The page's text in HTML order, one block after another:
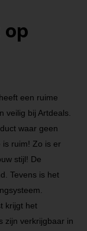
een ruime
veilig bij Artdeals.
waar geen
is ruim! Zo is er
stijl! De
Tevens is het
krijgt het
zijn verkrijgbaar in